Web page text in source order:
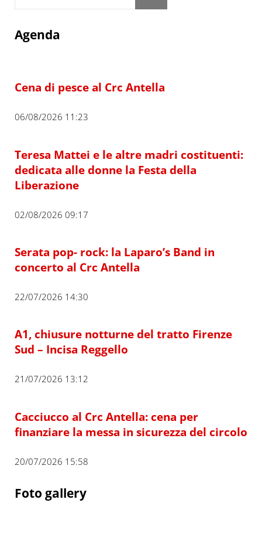
Agenda
Cena di pesce al Crc Antella
06/08/2026 11:23
Teresa Mattei e le altre madri costituenti:
dedicata alle donne la Festa della
Liberazione
02/08/2026 09:17
Serata pop- rock: la Laparo’s Band in
concerto al Crc Antella
22/07/2026 14:30
A1, chiusure notturne del tratto Firenze
Sud – Incisa Reggello
21/07/2026 13:12
Cacciucco al Crc Antella: cena per
finanziare la messa in sicurezza del circolo
20/07/2026 15:58
Foto gallery